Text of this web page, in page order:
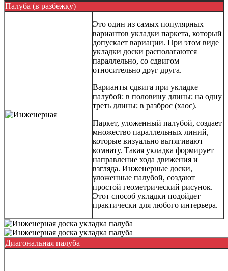
Палуба (в разбежку)
Это один из самых популярных
вариантов укладки паркета, который
допускает вариации. При этом виде
укладки доски располагаются
параллельно, со сдвигом
относительно друг друга.
Варианты сдвига при укладке
палубой: в половину длины; на одну
треть длины; в разброс (хаос).
Паркет, уложенный палубой, создает
множество параллельных линий,
которые визуально вытягивают
комнату. Такая укладка формирует
направление хода движения и
взгляда. Инженерные доски,
уложенные палубой, создают
простой геометрический рисунок.
Этот способ укладки подойдет
практически для любого интерьера.
Диагональная палуба